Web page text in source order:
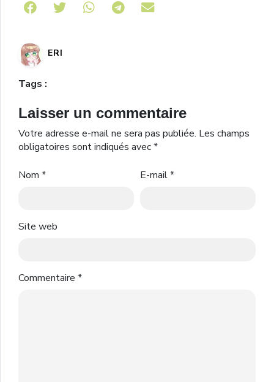
Share on Telegram
ERI
Tags :
Laisser un commentaire
Votre adresse e-mail ne sera pas publiée. Les champs
obligatoires sont indiqués avec*
Nom * E-mail*
Site web
Commentaire *